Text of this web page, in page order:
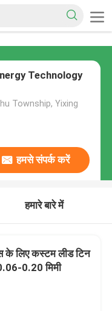
Technology
Township, Yixing
हमसे संपर्क करें
हमारे बारे में
के लिए कस्टम लीड टिन
0.20 मिमी